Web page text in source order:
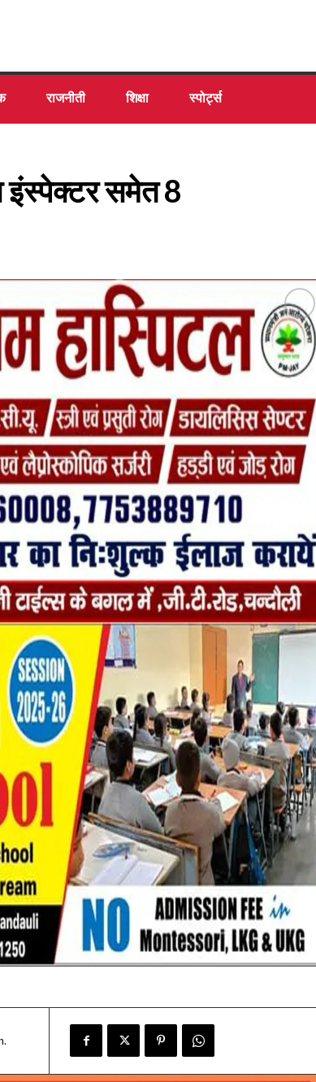
राजनीती शिक्षा स्पोर्ट्स
समेत 8